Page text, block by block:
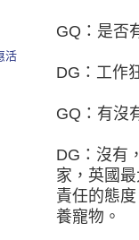
GQ：是否
DG：工作
GQ：有沒
DG：沒有
家，英國
責任的態
養寵物。
活